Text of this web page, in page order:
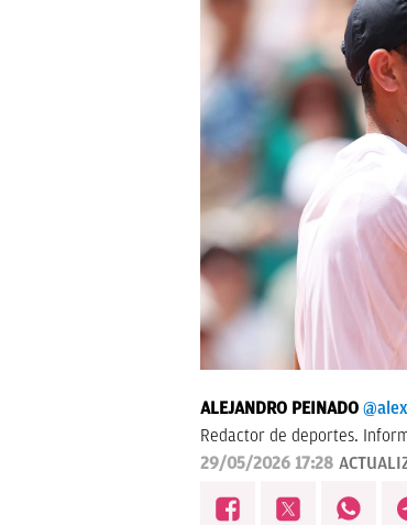
ALEJANDRO PEINADO
Redactor de deportes.
29/05/2026 17:28